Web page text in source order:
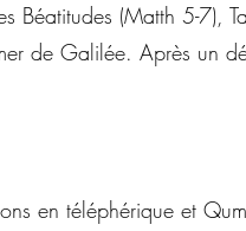
Béatitudes (Matth 5-7),
de Galilée. Après un
en téléphérique et